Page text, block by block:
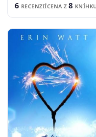
6 RECENZIÍCENA Z 8